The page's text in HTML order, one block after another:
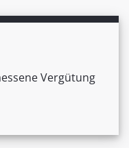
Vergütung